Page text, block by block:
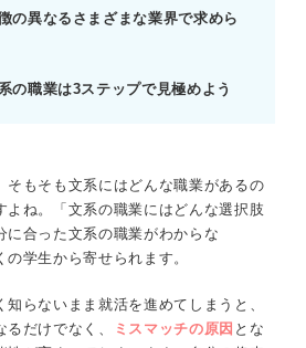
ターンでリアルな情報を収集し体
と職業分析を徹底的にすり合わ
を見る
多種多様！ 特徴や適性を見極め
つけよう
ポテンシャル採用のため選べる仕
めの職業！ 向いているかの見分
の異なるさまざまな業界で求めら
の職業は3ステップで見極めよう
そもそも文系にはどんな職業があるの
よね。「文系の職業にはどんな選択肢
に合った文系の職業がわからな
学生から寄せられます。
らないまま就活を進めてしまうと、
だけでなく、
ミスマッチの原因 とな